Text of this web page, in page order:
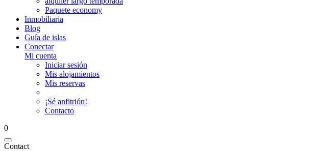
Paquete economy
Inmobiliaria
Blog
Guía de islas
Conectar
Mi cuenta
Iniciar sesión
Mis alojamientos
Mis reservas
¡Sé anfitrión!
Contacto
0
Contact